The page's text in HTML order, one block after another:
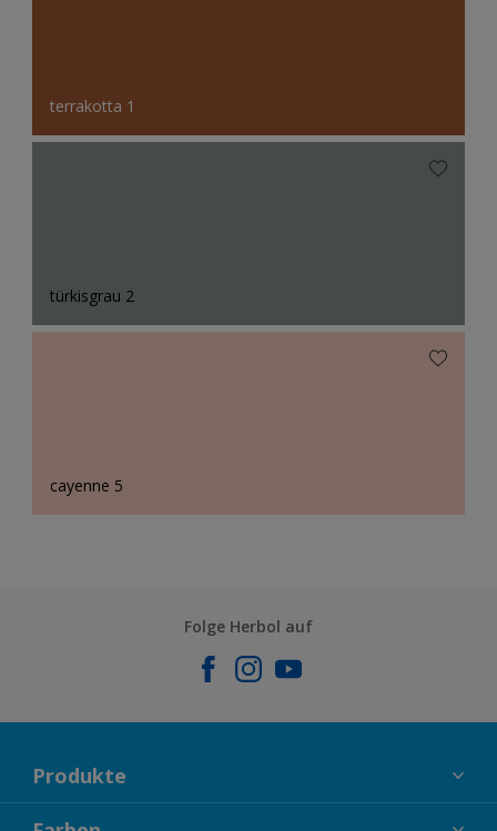
terrakotta 1
türkisgrau 2
cayenne 5
Folge Herbol auf
Produkte
FASSADENFARBEN